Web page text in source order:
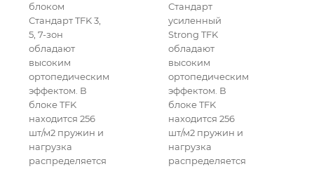
блоком
Стандарт TFK 3,
5, 7-зон
обладают
высоким
ортопедическим
эффектом. В
блоке TFK
находится 256
шт/м2 пружин и
нагрузка
распределяется
Стандарт
усиленный
Strong TFK
обладают
высоким
ортопедическим
эффектом. В
блоке TFK
находится 256
шт/м2 пружин и
нагрузка
распределяется